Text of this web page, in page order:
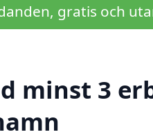
gratis och
minst 3